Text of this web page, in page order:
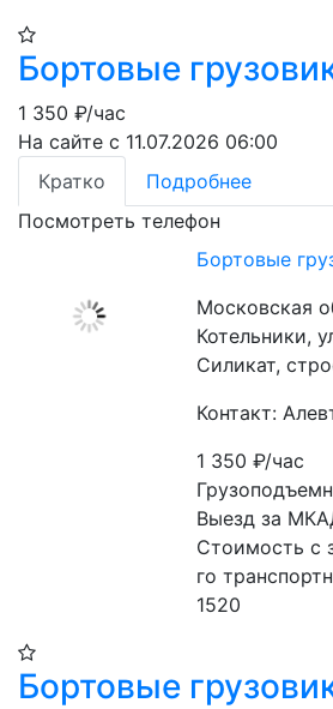
Бортовые
1 350 ₽/час
На сайте с 11.07.2026 06:00
Кратко
Подробнее
Посмотреть телефон
Бортовые
Московская
Котельники,
Силикат,
Контакт:
1 350₽/час
Выезд за
Стоимость с
го
1520
Бортовые